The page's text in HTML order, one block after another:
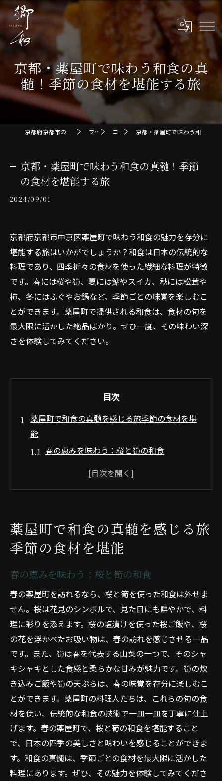
京都・薬屋町で味わう和食の真
髄！季節の食材を堪能する旅
京都府京都市の和食なら郷和-SATOWA- ブログ コラム 京都・薬屋町で味わう和食の真髄！季節の食材を堪能する旅
京都・薬屋町で味わう和食の真髄！季節
の食材を堪能する旅
2024/09/01
京都府京都市中京区薬屋町で味わう和食の魅力を存分に
堪能する旅はいかがでしょうか？和食は日本の伝統的な
料理であり、四季折々の食材を使った繊細な料理が特徴
です。春には桜や筍、夏には鮎やスイカ、秋には松茸や
柿、冬にはふぐやお鍋など、季節ごとの味覚を楽しむこ
とができます。薬屋町で提供される和食は、食材の旬を
最大限に活かした絶品ばかり。ぜひ一度、その味わい深
さを体験してみてください。
目次
薬屋町で和食の真髄を感じる旅季節の食材を堪
能
春の恵みを味わう：桜と筍の和食
夏の涼を楽しむ：鮎とスイカの美味しさ
地域の食文化を知る：薬屋町の和食の歴史
京都薬屋町の和食巡り四季折々の味覚を楽しむ
春の訪れを告げる料理：桜餅と山菜
秋の実りを楽しむ：松茸ご飯と秋刀魚
冬の美味しさを堪能：牡蠣鍋とふぐ料理
薬屋町のおすすめ和食店：四季の味覚を提
供
和食の美学：季節感を大切にした盛り付け
薬屋町で味わう和食の魅力季節限定の特別コー
ス
春の特別コース：桜と筍のフルコース
夏限定メニュー：鱧と鮎の清涼感
秋の贅沢：松茸と栗の和食コース
冬の温かさを味わう：ふぐと牡蠣の特別料
薬屋町で和食の真髄を感じる旅
季節の食材を堪能
春の恵みを味わう：桜と筍の和食
春の薬屋町を訪れるなら、桜と筍を使った和食は外せま
せん。桜は花見のシンボルで、見た目にも鮮やかで、料
理に彩りを添えます。桜の塩漬けを使った桜ご飯や、桜
の花を浮かべたお吸い物は、春の訪れを感じさせる一品
です。また、筍は春を代表する山菜の一つで、そのシャ
キシャキとした食感と柔らかな甘みが魅力です。筍の炊
き込みご飯や筍の天ぷらは、春の味覚を存分に楽しむこ
とができます。薬屋町の料理人たちは、これらの旬の食
材を使い、伝統的な和食の技術で一皿一皿を丁寧に仕上
げます。春の薬屋町で、桜と筍の和食を堪能すること
で、日本の四季の美しさと味わいを感じることができま
す。和食の真髄は、季節ごとの食材を最大限に活かした
料理にあります。ぜひ、その魅力を体験してみてくださ